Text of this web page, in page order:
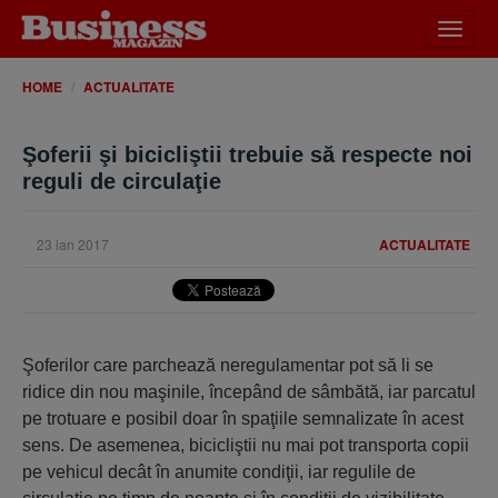
meniu
HOME ACTUALITATE
Şoferii şi bicicliştii trebuie să respecte noi
reguli de circulaţie
ACTUALITATE
23 ian 2017
Şoferilor care parchează neregulamentar pot să li se
ridice din nou maşinile, începând de sâmbătă, iar parcatul
pe trotuare e posibil doar în spaţiile semnalizate în acest
sens. De asemenea, bicicliştii nu mai pot transporta copii
pe vehicul decât în anumite condiţii, iar regulile de